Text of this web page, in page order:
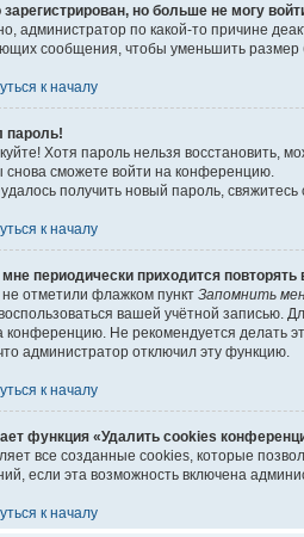
но больше не могу
администратор по какой-то причине
сообщения, чтобы уменьшить размер
к началу
пароль!
Хотя пароль нельзя восстановить,
снова сможете войти на конференцию.
получить новый пароль,
к началу
периодически приходится повторять
отметили флажком пункт Запомнить
вашей учётной записью.
конференцию. Не рекомендуется делать
администратор отключил эту функцию.
к началу
функция «Удалить cookies
все созданные cookies, которые
если эта возможность включена
к началу